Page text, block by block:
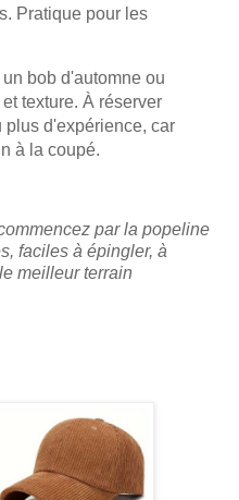
Pratique pour les
un bob d'automne ou
texture. À réserver
d'expérience, car
à la coupé.
par la popeline
faciles à épingler, à
meilleur terrain